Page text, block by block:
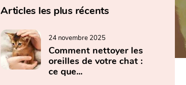
Articles les plus récents
24 novembre 2025
Comment nettoyer les
oreilles de votre chat :
ce que...